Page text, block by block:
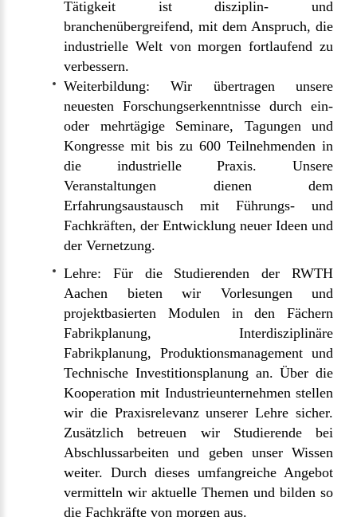
Tätigkeit ist disziplin- und
branchenübergreifend, mit dem Anspruch, die
industrielle Welt von morgen fortlaufend zu
verbessern.
Weiterbildung: Wir übertragen unsere
neuesten Forschungserkenntnisse durch ein-
oder mehrtägige Seminare, Tagungen und
Kongresse mit bis zu 600 Teilnehmenden in
die industrielle Praxis. Unsere
Veranstaltungen dienen dem
Erfahrungsaustausch mit Führungs- und
Fachkräften, der Entwicklung neuer Ideen und
der Vernetzung.
Lehre: Für die Studierenden der RWTH
Aachen bieten wir Vorlesungen und
projektbasierten Modulen in den Fächern
Fabrikplanung, Interdisziplinäre
Fabrikplanung, Produktionsmanagement und
Technische Investitionsplanung an. Über die
Kooperation mit Industrieunternehmen stellen
wir die Praxisrelevanz unserer Lehre sicher.
Zusätzlich betreuen wir Studierende bei
Abschlussarbeiten und geben unser Wissen
weiter. Durch dieses umfangreiche Angebot
vermitteln wir aktuelle Themen und bilden so
die Fachkräfte von morgen aus.